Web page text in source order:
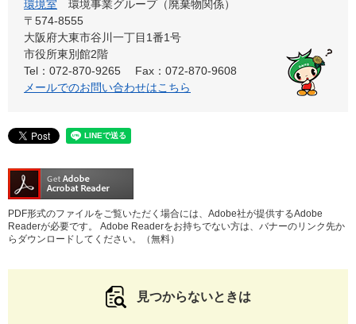
環境室
環境事業グループ（廃棄物関係）
〒574-8555
大阪府大東市谷川一丁目1番1号
市役所東別館2階
Tel：072-870-9265
Fax：072-870-9608
メールでのお問い合わせはこちら
PDF形式のファイルをご覧いただく場合には、Adobe社が提供するAdobe
Readerが必要です。
Adobe Readerをお持ちでない方は、バナーのリンク先か
らダウンロードしてください。（無料）
見つからないときは